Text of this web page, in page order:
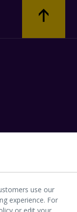
use our
experience. For